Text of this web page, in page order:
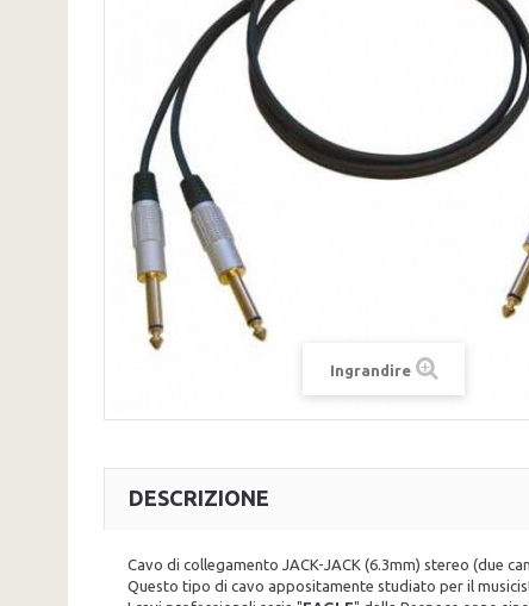
Ingrandire
DESCRIZIONE
Cavo di collegamento JACK-JACK (6.3mm) stereo (due
Questo tipo di cavo appositamente studiato per il